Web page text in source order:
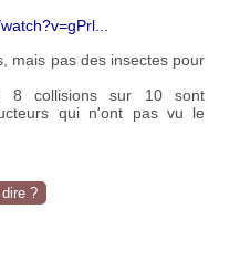
mais pas des insectes pour
8 collisions sur 10 sont
qui n'ont pas vu le
?